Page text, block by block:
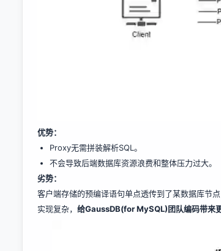
优势：
Proxy无需拼装解析SQL。
不会导致后端数据库资源浪费和整体压力过大。
劣势：
客户端存储的预编译语句单点透传到了某数据库节
实现复杂， 给GaussDB(for MySQL)团队编码带来